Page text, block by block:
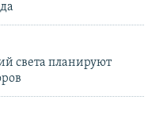
света планируют